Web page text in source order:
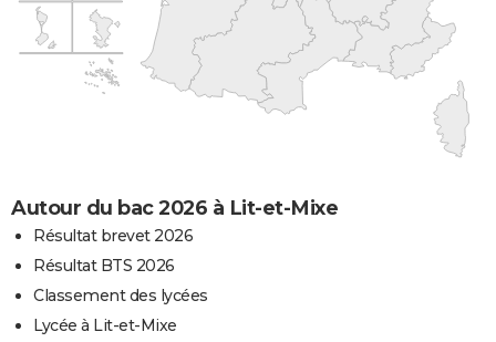
Autour du bac 2026 à Lit-et-Mixe
Résultat brevet 2026
Résultat BTS 2026
Classement des lycées
Lycée à Lit-et-Mixe